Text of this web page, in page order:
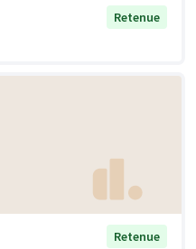
Retenue
Retenue